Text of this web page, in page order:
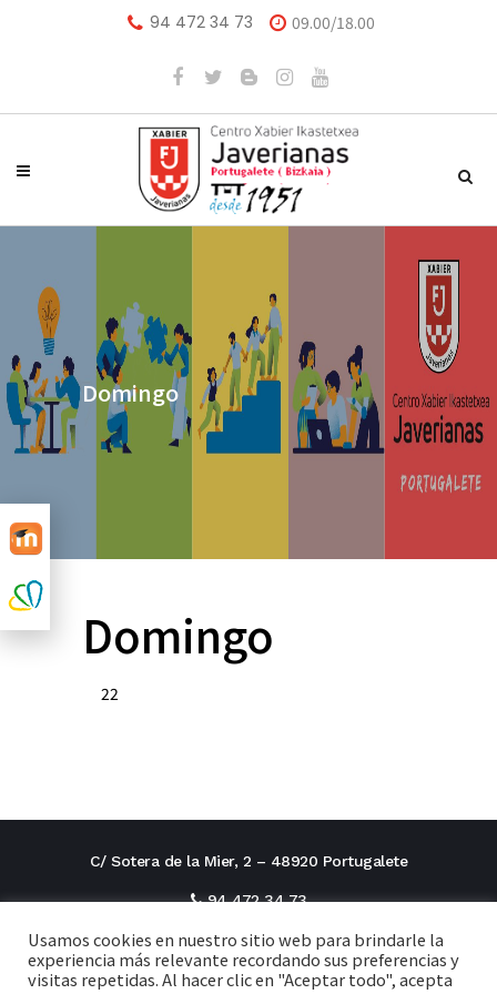
94 472 34 73 09.00/18.00
Domingo
Domingo
22
C/ Sotera de la Mier, 2 – 48920 Portugalete
94 472 34 73
direcciontitular@cxi.fjaverianas.com
secretaria@cxi.fjaverianas.com
Usamos cookies en nuestro sitio web para brindarle la
experiencia más relevante recordando sus preferencias y
visitas repetidas. Al hacer clic en "Aceptar todo", acepta